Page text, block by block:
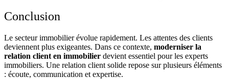
Conclusion
Le secteur immobilier évolue rapidement. Les attentes des clients
deviennent plus exigeantes. Dans ce contexte, moderniser la
relation client en immobilier devient essentiel pour les experts
immobiliers. Une relation client solide repose sur plusieurs éléments
: écoute, communication et expertise.